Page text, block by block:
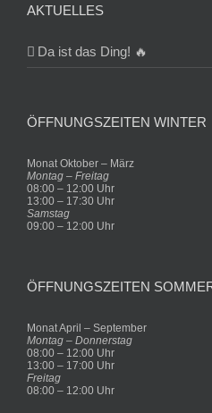
AKTUELLES
Da ist das Ding! 🔥
ÖFFNUNGSZEITEN WINTER
Monat Oktober – März
Montag – Freitag
08:00 – 12:00 Uhr
13:00 – 17:30 Uhr
Samstag
09:00 – 12:00 Uhr
ÖFFNUNGSZEITEN
Monat April – September
Montag – Donnerstag
08:00 – 12:00 Uhr
13:00 – 17:00 Uhr
Freitag
08:00 – 12:00 Uhr